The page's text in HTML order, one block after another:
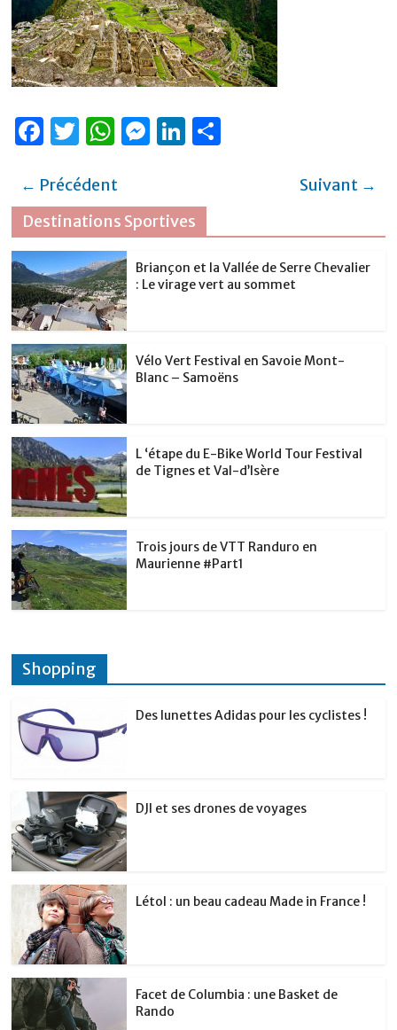
F
c
e
b
o
o
k
T
it
te
r
W
at
s
A
p
p
M
e
n
g
Li
e
dI
n
er
← Précédent
Suivant →
Destinations Sportives
Briançon et la Vallée de Serre Chevalier
: Le virage vert au sommet
Vélo Vert Festival en Savoie Mont-
Blanc – Samoëns
L ‘étape du E-Bike World Tour Festival
de Tignes et Val-d’Isère
Trois jours de VTT Randuro en
Maurienne #Part1
Shopping
Des lunettes Adidas pour les cyclistes !
DJI et ses drones de voyages
Létol : un beau cadeau Made in France !
Facet de Columbia : une Basket de
Rando